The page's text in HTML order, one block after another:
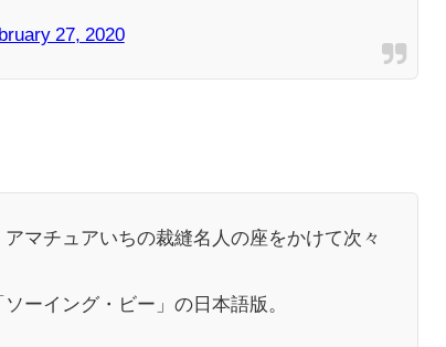
27, 2020
マチュアいちの裁縫名人の座をかけて次々
ーイング・ビー」の日本語版。